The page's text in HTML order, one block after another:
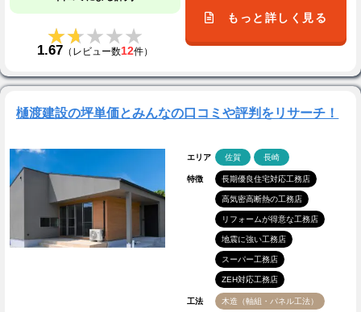
★★★★★
★★★★★
1.67 （レビュー数12件）
もっと詳しく見る
樋渡建設の坪単価とみんなの口コミや評判をリサーチ！
エリア 佐賀 長崎
特徴 長期優良住宅対応工務店
高気密高断熱の工務店
リフォームが得意な工務店
地震に強い工務店
スーパー工務店
ZEH対応工務店
工法 木造（軸組・パネル工法）